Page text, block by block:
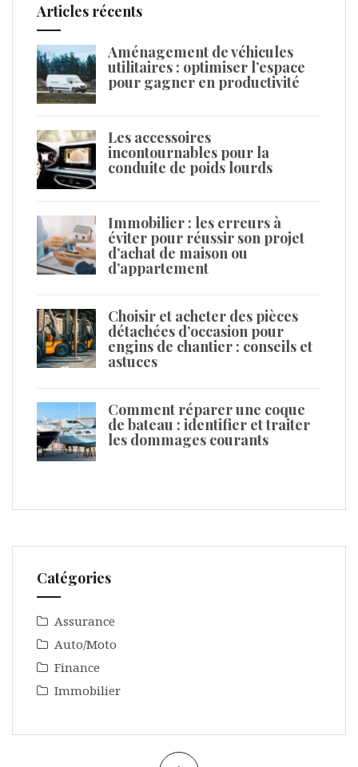
Articles récents
Aménagement de véhicules
utilitaires : optimiser l’espace
pour gagner en productivité
Les accessoires
incontournables pour la
conduite de poids lourds
Immobilier : les erreurs à
éviter pour réussir son projet
d’achat de maison ou
d’appartement
Choisir et acheter des pièces
détachées d’occasion pour
engins de chantier : conseils et
astuces
Comment réparer une coque
de bateau : identifier et traiter
les dommages courants
Catégories
Assurance
Auto/Moto
Finance
Immobilier